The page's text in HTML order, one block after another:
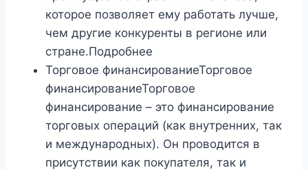
которое позволяет ему работать лучше,
чем другие конкуренты в регионе или
стране.Подробнее
Торговое финансированиеТорговое
финансированиеТорговое
финансирование – это финансирование
торговых операций (как внутренних, так
и международных). Он проводится в
присутствии как покупателя, так и